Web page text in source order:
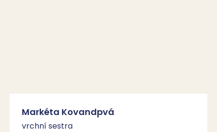
Markéta Kovandpvá
vrchní sestra